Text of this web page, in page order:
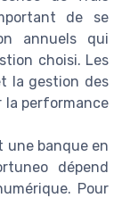
de se
annuels qui
choisi. Les
la gestion des
la performance
une banque en
dépend
Pour